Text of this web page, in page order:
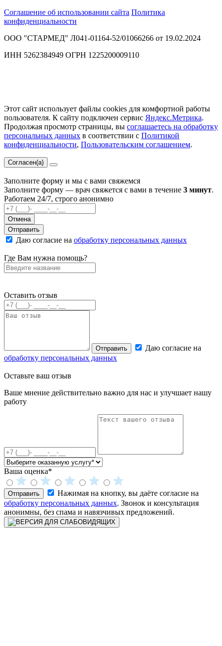
Соглашение об использовании сайта Политика
конфиденциальности
ООО "СТАРМЕД" Л041-01164-52/01066266 от 19.02.2024
ИНН 5262384949 ОГРН 1225200009110
Этот сайт использует файлы cookies для комфортной работы
пользователя. К сайту подключен сервис Яндекс.Метрика.
Продолжая просмотр страницы, вы соглашаетесь на обработку
персональных данных в соответствии с Политикой
конфиденциальности, Пользовательским соглашением.
Согласен(а)
Заполните форму и мы с вами свяжемся
Заполните форму — врач свяжется с вами в течение 3 минут.
Работаем 24/7, строго анонимно
Отмена
Отправить
Даю согласие на обработку персональных данных
Где Вам нужна помощь?
Оставить отзыв
Отправить
Даю согласие на
обработку персональных данных
Оставьте ваш отзыв
Ваше мнение действительно важно для нас и улучшает нашу
работу
Ваша оценка*
Отправить
Нажимая на кнопку, вы даёте согласие на
обработку персональных данных. Звонок и консультация
анонимны, без спама и навязчивых предложений.